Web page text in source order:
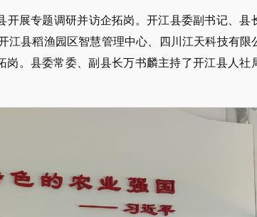
展专题调研并访企拓岗。开江县委副书记、县
县稻渔园区智慧管理中心、四川江天科技有限
。县委常委、副县长万书麟主持了开江县人社